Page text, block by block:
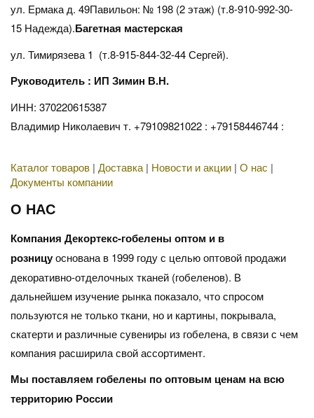
ул. Ермака д. 49Павильон: № 198 (2 этаж) (т.8-910-992-30-
15 Надежда).Багетная мастерская
ул. Тимирязева 1 (т.8-915-844-32-44 Сергей).
Руководитель : ИП Зимин В.Н.
ИНН: 370220615387
Владимир Николаевич т. +79109821022 : +79158446744 :
Каталог товаров | Доставка | Новости и акции | О нас |
Документы компании
О НАС
Компания Декортекс-гобелены оптом и в
розницуоснована в 1999 году с целью оптовой продажи
декоративно-отделочных тканей (гобеленов). В
дальнейшем изучение рынка показало, что спросом
пользуются не только ткани, но и картины, покрывала,
скатерти и различные сувениры из гобелена, в связи с чем
компания расширила свой ассортимент.
Мы поставляем гобелены по оптовым ценам на всю
территорию России